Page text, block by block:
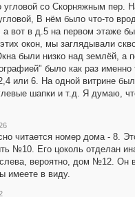
со Скорняжным пер.
В нём было что-то
вот в д.5 на первом этаже
окон, мы заглядывали
были низко над землёй, а
было как раз
или 6. На одной витрине
шапки и т.д. Я думаю,
читается номер дома - 8.
№10. Его цоколь отделан
вероятно, дом №12. Он
имеете в виду.